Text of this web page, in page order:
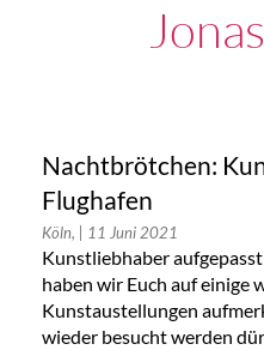
Nachtbrötchen:
Flughafen
Köln, | 11 Juni 2021
Kunstliebhaber
haben wir Euch auf einige
Kunstaustellungen
wieder besucht werden